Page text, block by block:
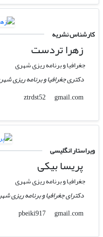
کارشناس نشریه
زهرا تردست
جغرافیا و برنامه ریزی شهری
دکتری جغرافیا و برنامه ریزی
ztrdst52
gmail.com
ویراستار انگلیسی
پریسا بیکی
جغرافیا و برنامه ریزی شهری
دکترای جغرافیا و برنامه ریزی
pbeiki917
gmail.com